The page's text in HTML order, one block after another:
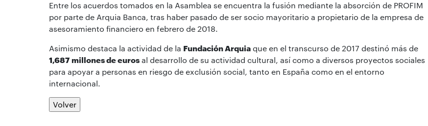
Entre los acuerdos tomados en la Asamblea se encuentra la fusión mediante la absorción de PROFIM
por parte de Arquia Banca, tras haber pasado de ser socio mayoritario a propietario de la empresa de
asesoramiento financiero en febrero de 2018.
Asimismo destaca la actividad de la Fundación Arquia que en el transcurso de 2017 destinó más de
1,687 millones de euros al desarrollo de su actividad cultural, así como a diversos proyectos sociales
para apoyar a personas en riesgo de exclusión social, tanto en España como en el entorno
internacional.
Volver